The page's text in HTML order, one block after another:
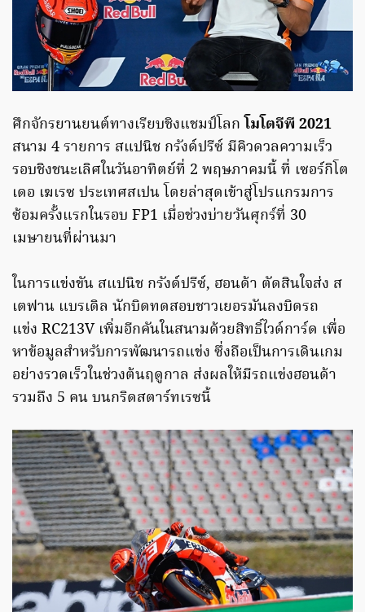
ศึกจักรยานยนต์ทางเรียบชิงแชมป์โลกโมโตจีพี 2021
สนาม 4 รายการ สแปนิช กรังด์ปรีซ์ มีคิวดวลความเร็ว
รอบชิงชนะเลิศในวันอาทิตย์ที่ 2 พฤษภาคมนี้ ที่ เซอร์กิโต
เดอ เฆเรซ ประเทศสเปน โดยล่าสุดเข้าสู่โปรแกรมการ
ซ้อมครั้งแรกในรอบ FP1 เมื่อช่วงบ่ายวันศุกร์ที่ 30
เมษายนที่ผ่านมา
ในการแข่งขัน สแปนิช กรังด์ปรีซ์, ฮอนด้า ตัดสินใจส่ง ส
เตฟาน แบรเดิล นักบิดทดสอบชาวเยอรมันลงบิดรถ
แข่ง RC213V เพิ่มอีกคันในสนามด้วยสิทธิ์ไวด์การ์ด เพื่อ
หาข้อมูลสำหรับการพัฒนารถแข่ง ซึ่งถือเป็นการเดินเกม
อย่างรวดเร็วในช่วงต้นฤดูกาล ส่งผลให้มีรถแข่งฮอนด้า
รวมถึง 5 คน บนกริดสตาร์ทเรซนี้